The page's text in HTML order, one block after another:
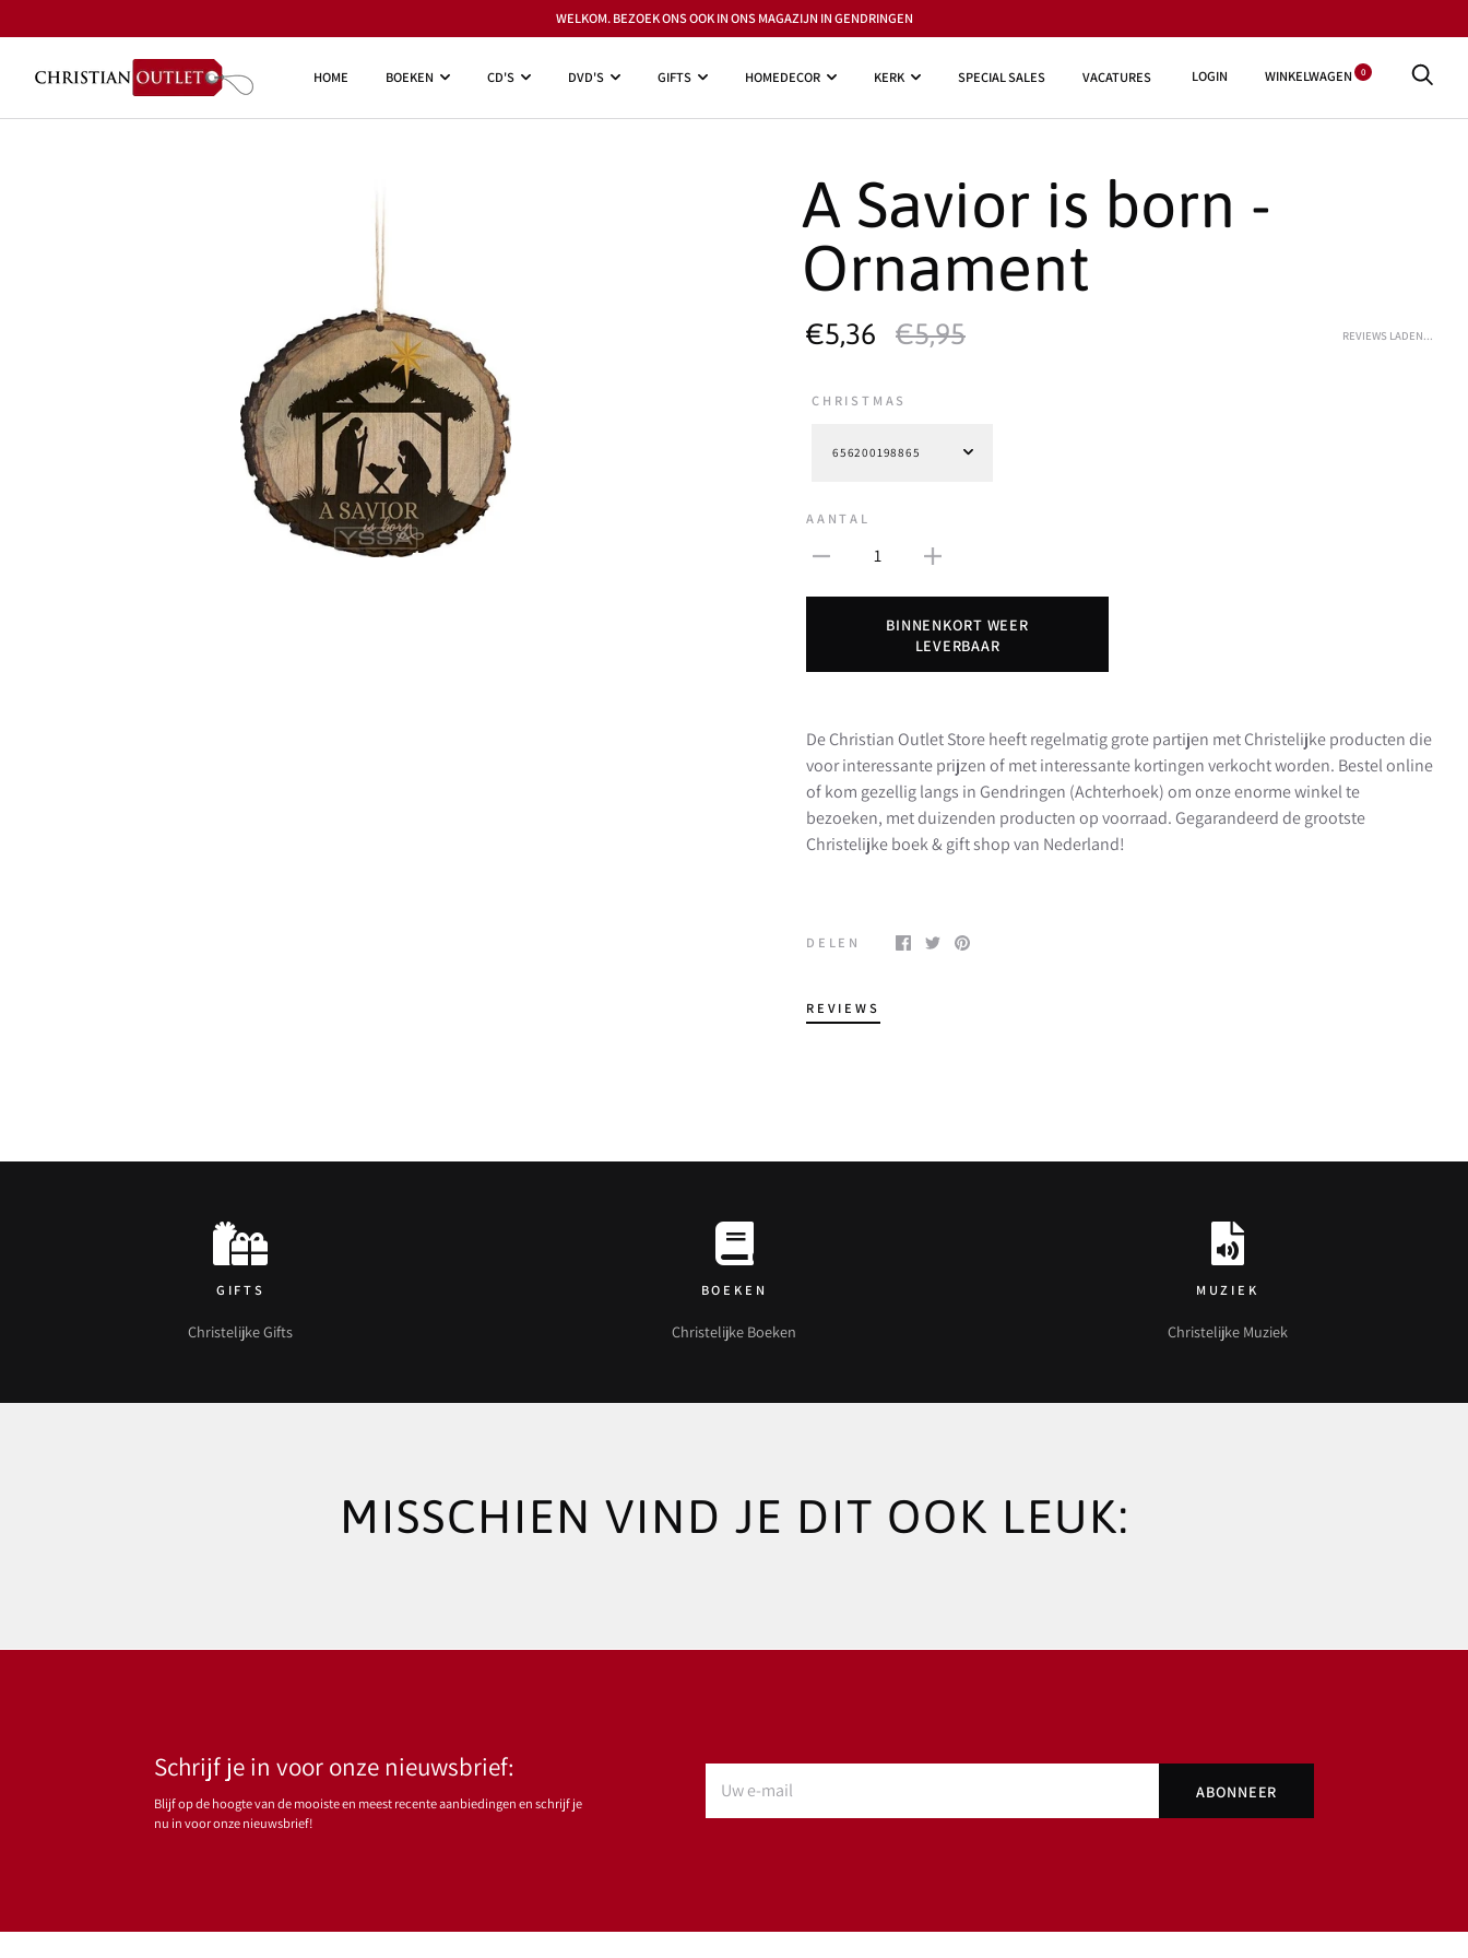
WELKOM. BEZOEK ONS OOK IN ONS MAGAZIJN IN GENDRINGEN
HOME BOEKEN CD'S DVD'S GIFTS HOMEDECOR KERK SPECIAL SALES VACATURES LOGIN WINKELWAGEN 0
A Savior is born -
Ornament
€5,36 €5,95 REVIEWS LADEN...
CHRISTMAS
AANTAL
1
BINNENKORT WEER
LEVERBAAR
De Christian Outlet Store heeft regelmatig grote partijen met Christelijke producten die
voor interessante prijzen of met interessante kortingen verkocht worden. Bestel online
of kom gezellig langs in Gendringen (Achterhoek) om onze enorme winkel te
bezoeken, met duizenden producten op voorraad. Gegarandeerd de grootste
Christelijke boek & gift shop van Nederland!
DELEN
REVIEWS
GIFTS
Christelijke Gifts
BOEKEN
Christelijke Boeken
MUZIEK
Christelijke Muziek
MISSCHIEN VIND JE DIT OOK LEUK:
Schrijf je in voor onze nieuwsbrief:
Blijf op de hoogte van de mooiste en meest recente aanbiedingen en schrijf je
nu in voor onze nieuwsbrief!